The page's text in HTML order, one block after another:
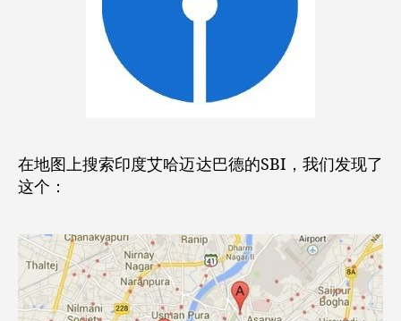
在地图上搜索印度艾哈迈达巴德的SBI，我们发现了
这个：